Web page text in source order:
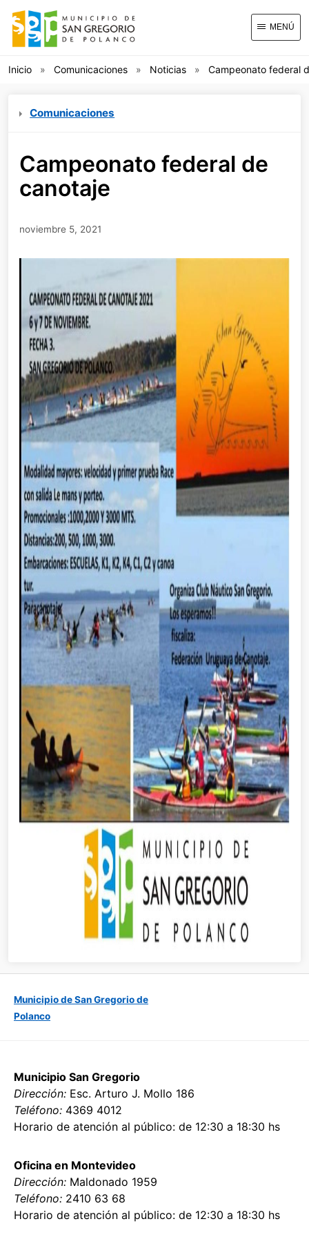
MENÚ
Inicio Comunicaciones Noticias Campeonato federal
Comunicaciones
Campeonato federal de
canotaje
noviembre 5, 2021
Municipio de San Gregorio de
Polanco
Municipio San Gregorio
Dirección: Esc. Arturo J. Mollo 186
Teléfono: 4369 4012
Horario de atención al público: de 12:30 a 18:30 hs
Oficina en Montevideo
Dirección: Maldonado 1959
Teléfono: 2410 63 68
Horario de atención al público: de 12:30 a 18:30 hs